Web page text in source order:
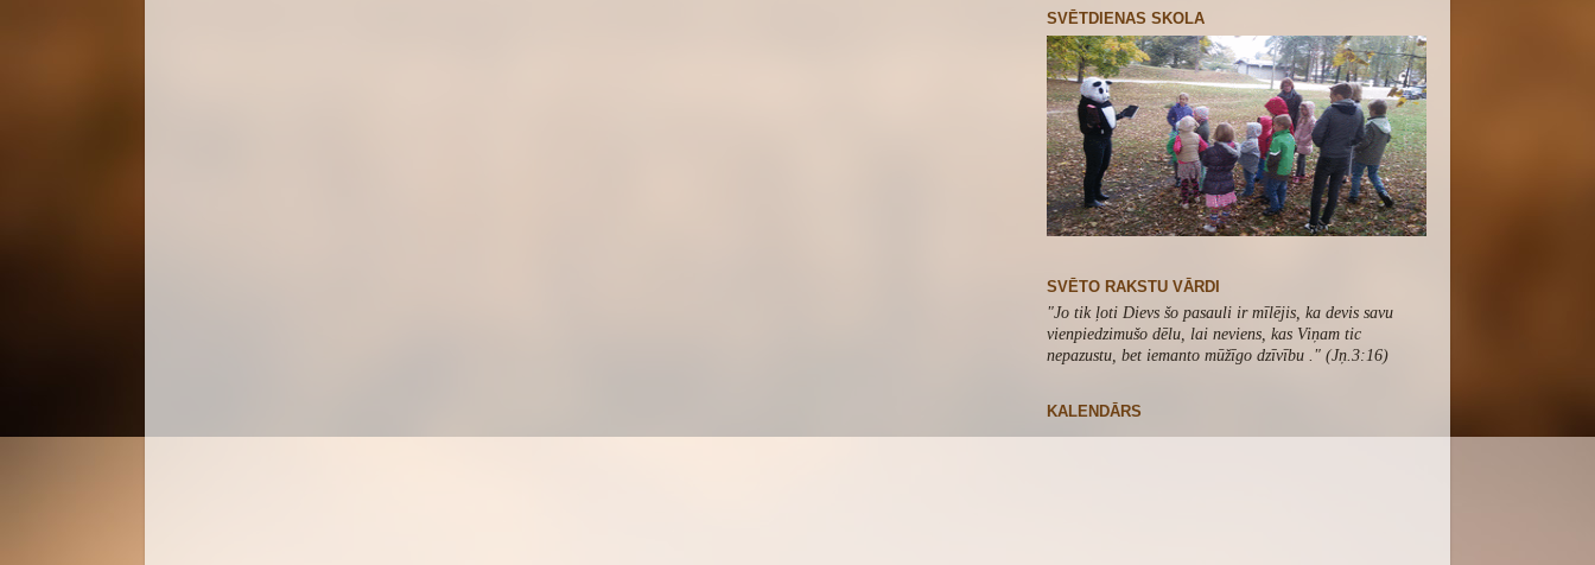
SVĒTDIENAS SKOLA
SVĒTO RAKSTU VĀRDI
"Jo tik ļoti Dievs šo pasauli ir mīlējis, ka devis savu
vienpiedzimušo dēlu, lai neviens, kas Viņam tic
nepazustu, bet iemanto mūžīgo dzīvību . " (Jņ.3:16)
KALENDĀRS